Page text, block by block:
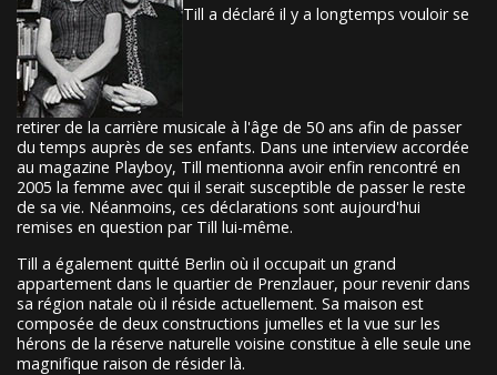
Till a déclaré il y a longtemps vouloir se
retirer de la carrière musicale à l'âge de 50 ans afin de passer
du temps auprès de ses enfants. Dans une interview accordée
au magazine Playboy, Till mentionna avoir enfin rencontré en
2005 la femme avec qui il serait susceptible de passer le reste
de sa vie. Néanmoins, ces déclarations sont aujourd'hui
remises en question par Till lui-même.
Till a également quitté Berlin où il occupait un grand
appartement dans le quartier de Prenzlauer, pour revenir dans
sa région natale où il réside actuellement. Sa maison est
composée de deux constructions jumelles et la vue sur les
hérons de la réserve naturelle voisine constitue à elle seule une
magnifique raison de résider là.